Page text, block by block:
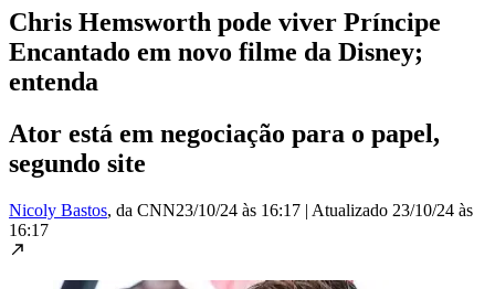
Chris Hemsworth pode viver Príncipe
Encantado em novo filme da Disney;
entenda
Ator está em negociação para o papel,
segundo site
Nicoly Bastos, da CNN23/10/24 às 16:17 | Atualizado 23/10/24 às
16:17